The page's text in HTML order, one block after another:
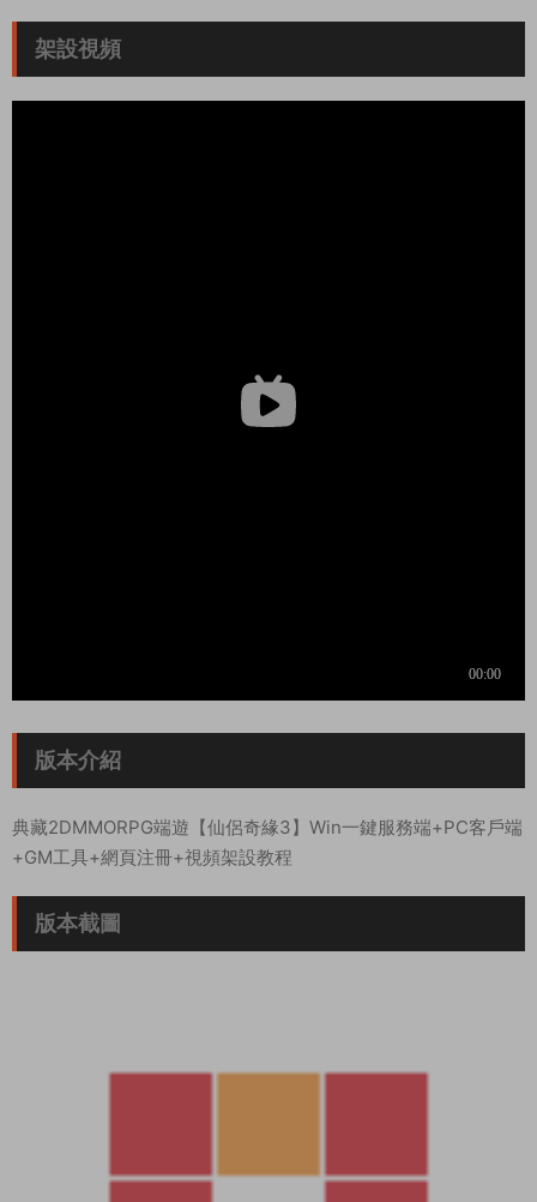
架設視頻
版本介紹
典藏2DMMORPG端遊【仙侶奇緣3】Win一鍵服務端+PC客戶端
+GM工具+網頁注冊+視頻架設教程
版本截圖